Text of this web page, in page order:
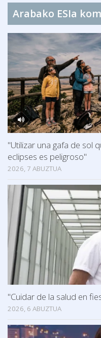
Arabako ESIa
"Utilizar una gafa de sol
eclipses es peligroso"
2026, 7 ABUZTUA
"Cuidar de la salud en
2026, 6 ABUZTUA